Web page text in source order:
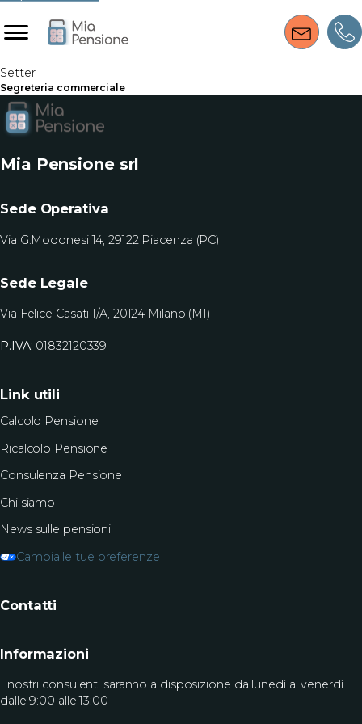
Setter
Segreteria commerciale
Mia Pensione srl
Sede Operativa
Via G.Modonesi 14, 29122 Piacenza (PC)
Sede Legale
Via Felice Casati 1/A, 20124 Milano (MI)
P.IVA: 01832120339
Link utili
Calcolo Pensione
Ricalcolo Pensione
Consulenza Pensione
Chi siamo
News sulle pensioni
Cambia le tue preferenze
Contatti
Informazioni
I nostri consulenti saranno a disposizione da lunedì al venerdì
dalle 9:00 alle 13:00